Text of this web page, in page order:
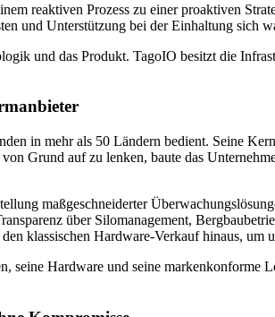
reaktiven Prozess zu einer proaktiven
und Unterstützung bei der Einhaltung sich
und das Produkt. TagoIO besitzt die
in mehr als 50 Ländern bedient. Seine
Grund auf zu lenken, baute das
maßgeschneiderter
über Silomanagement,
klassischen Hardware-Verkauf hinaus, um
seine Hardware und seine